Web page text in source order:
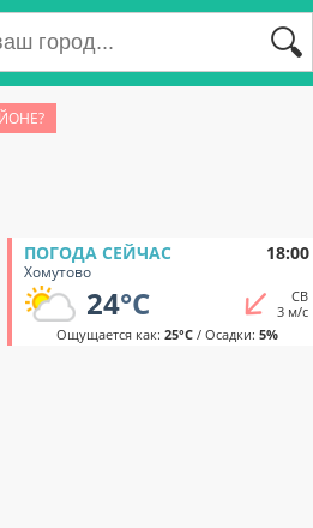
ПОГОДА СЕЙЧАС 18:00
Хомутово
24°C
СВ
3 м/с
Ощущается как: 25°C/ Осадки: 5%